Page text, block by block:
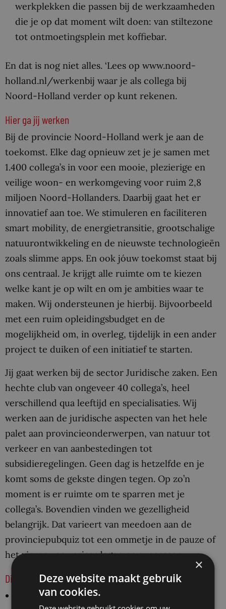
werkplekken die passen bij de werkzaamheden
die je op dat moment wilt doen: van stiltezone
tot ontmoetingsplein met koffiebar.
En dat is nog niet alles. ‘Lees op www.noord-
holland.nl/werkenbij waar je als collega bij
Noord-Holland verder op kunt rekenen.
Hier ga jij werken
Bij de provincie Noord-Holland werk je aan de
toekomst. Elke dag opnieuw zet je je samen met
1.400 collega’s in voor een mooie, plezierige en
veilige woon- en werkomgeving voor ruim 2,8
miljoen Noord-Hollanders. Daarbij gaat het er
innovatief aan toe. We stimuleren en faciliteren
smart mobility, de energietransitie, grootschalige
natuurontwikkeling en de nieuwste technologieën
zoals slimme apps. En ook jóuw toekomst staat bij
ons centraal. Je krijgt alle ruimte om te kiezen
welke kant je op wilt en om je ambities waar te
maken. Wij ondersteunen je hierbij. Bijvoorbeeld
met een ruim opleidingsbudget en de
mogelijkheid om, in overleg, tijdelijk in een ander
project te duiken of een initiatief te starten.
Jij gaat werken bij de sector Juridische zaken. Een
hechte club van ongeveer 40 collega’s, heel
verschillend qua leeftijd en specialisaties. Wij
werken aan de juridische aspecten van het hele
palet aan provincieonderwerpen, van natuur tot
verkeer en van aanbestedingen tot
subsidieregelingen. Geen dag is hetzelfde en je
komt soms de gekste dingen tegen. Op zo’n
moment is er ruimte om te sparren met je
collega’s. Bovendien vinden we gezelligheid
belangrijk. Dat varieert van meedoen aan de
provinciepubquiz tot een ommetje in de pauze of
het vieren van verjaardagen en successen.
Dit ben jij
Je voelt je thuis in een politiek-bestuurlijke
×
Deze website maakt gebruik
van cookies.